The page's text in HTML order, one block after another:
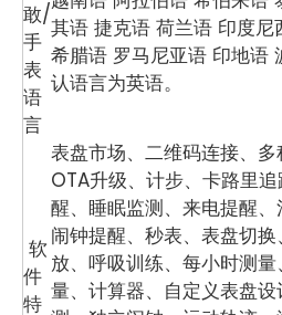
敢/
手
表
语
言
其语 捷克语 荷兰语 印度
希腊语 罗马尼亚语 印地语
认语言为英语。
软
件
特
表盘市场、二维码连接、多
OTA升级、计步、卡路里
醒、睡眠监测、来电提醒、
闹钟提醒、秒表、表盘切
放、呼吸训练、每小时测
量、计算器、自定义表盘